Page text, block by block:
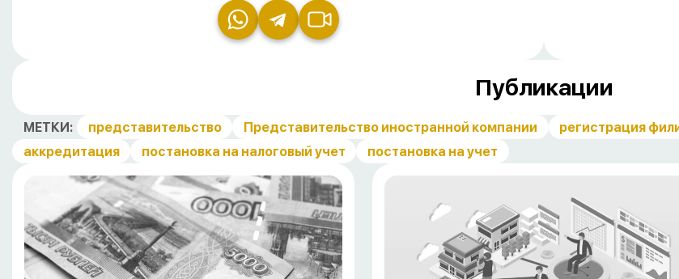
Публикации
МЕТКИ: представительство Представительство иностранной компании регистрация
аккредитация
постановка на налоговый учет постановка на учет